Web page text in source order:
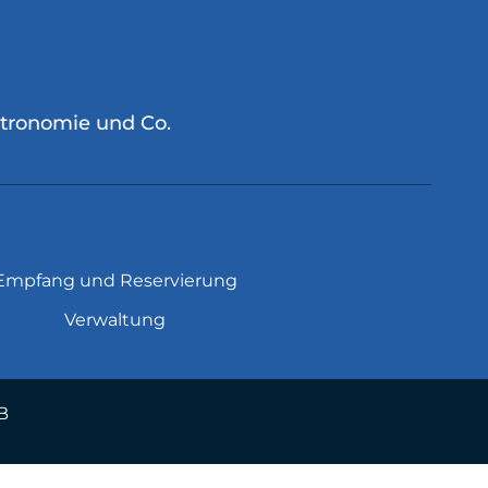
und Co.
und Reservierung
Verwaltung